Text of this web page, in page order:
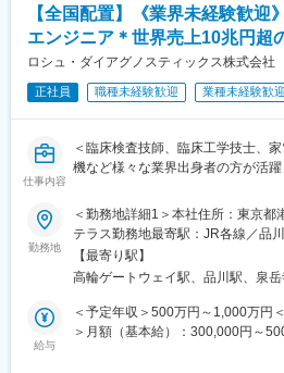
最短半年～1年で店長へ（店舗責任
店長年収：1,000万～2,000万円超の
インセンティブ：年3回（売上の14
【やりがい】
・イベント終わりに感謝の品（お
・仲間と一緒に売場をつくり、成
変更の範囲：会社の定める業務
■取扱う医療機器
MRI装置、CT装置、X線撮影装置、
装置等
■主なお客様
病院、クリニック等の医療機関
■業務の魅力：
お客様が満足する製品・サービス
ることができます。
■教育制度：
千葉県柏市にある研修施設でサービ
ルムグループの学び支援を利用し
その他、状況に応じて各種研修も
【全国配置】《業界未経験歓迎
エンジニア＊世界売上10兆円超
ロシュ・ダイアグノスティックス株式会社
正社員 職種未経験歓迎 業種未経験歓迎
仕事内容
＜臨床検査技師、臨床工学技士、
機など様々な業界出身者の方が活
業20時間/夜間呼び出しほとんどな
■求人概要：
フィールドサービスエンジニア職
保守点検をお任せいたします。コ
が更に高まりニーズが増加する中
貢献、顧客への価値向上意識が高
勤務地
＜勤務地詳細1＞本社住所：東京都
テラス勤務地最寄駅：JR各線／品
煙＜勤務地詳細2＞全国（エリア確
配属となります。 受動喫煙対策：
【最寄り駅】
高輪ゲートウェイ駅、品川駅、泉岳
給与
＜予定年収＞500万円～1,000万円
＞月額（基本給）：300,000円～